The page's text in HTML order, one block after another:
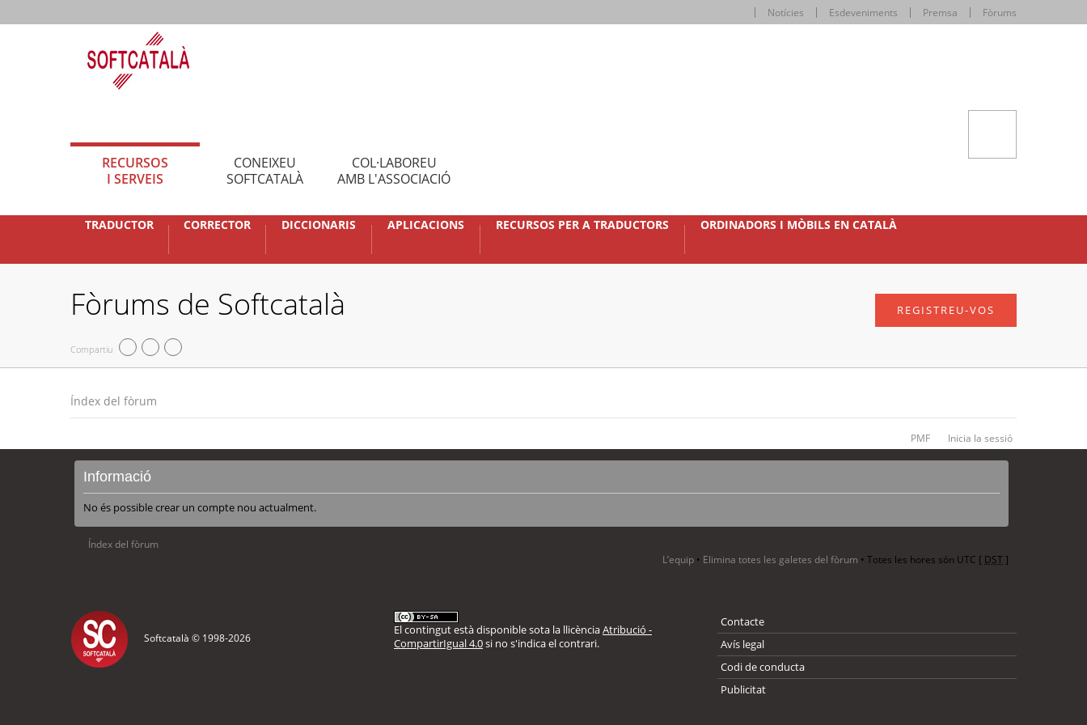
Notícies Esdeveniments Premsa Fòrums
RECURSOS
I SERVEIS
CONEIXEU
SOFTCATALÀ
COL·LABOREU
AMB L'ASSOCIACIÓ
TRADUCTOR CORRECTOR DICCIONARIS APLICACIONS RECURSOS PER A TRADUCTORS ORDINADORS I MÒBILS EN CATALÀ
Fòrums de Softcatalà
Compartiu
REGISTREU-VOS
Índex del fòrum
PMF Inicia la sessió
Informació
No és possible crear un compte nou actualment.
Índex del fòrum
L’equip • Elimina totes les galetes del fòrum • Totes les hores són UTC [ DST]
Softcatalà © 1998-2026
El contingut està disponible sota la llicènciaAtribució -
CompartirIgual 4.0si no s'indica el contrari.
Contacte
Avís legal
Codi de conducta
Publicitat